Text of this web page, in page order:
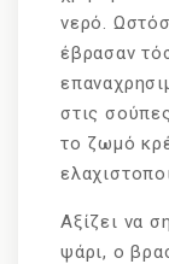
νερό.
έβρασαν
στις
το ζωμό
Αξίζει να
ψάρι, ο